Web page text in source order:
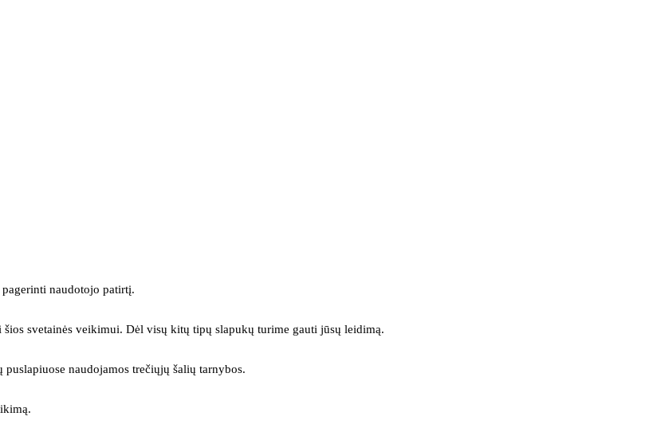
naudotojo patirtį.
svetainės veikimui. Dėl visų kitų tipų slapukų turime gauti jūsų leidimą.
naudojamos trečiųjų šalių tarnybos.